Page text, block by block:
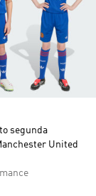
segunda
United